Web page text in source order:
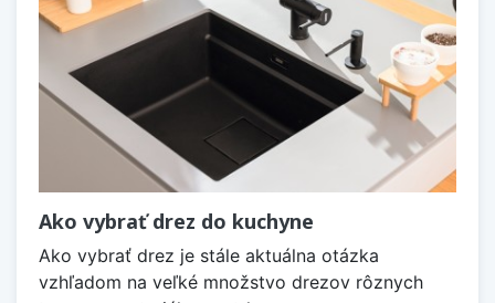
Ako vybrať drez do kuchyne
Ako vybrať drez je stále aktuálna otázka
vzhľadom na veľké množstvo drezov rôznych